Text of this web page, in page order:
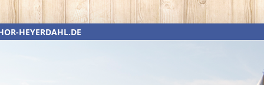
HEYERDAHL.DE